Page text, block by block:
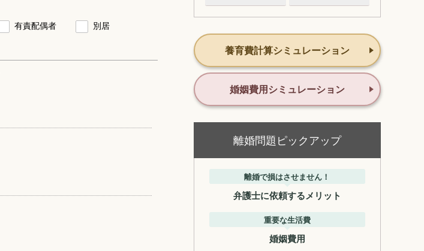
有責配偶者
別居
養育費計算シミュレーション
婚姻費用シミュレーション
離婚問題ピックアップ
離婚で損はさせません！
弁護士に依頼するメリット
重要な生活費
婚姻費用